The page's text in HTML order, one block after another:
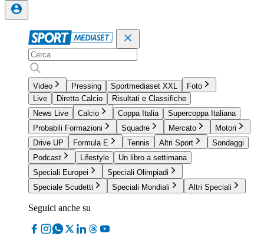
Video Pressing Sportmediaset XXL
Foto
Live
Diretta Calcio
Risultati e Classifiche
News Live
Calcio Coppa Italia
Supercoppa Italiana
Probabili Formazioni
Squadre Mercato
Motori
Drive UP
Formula E Tennis Altri Sport
Sondaggi
Podcast
Lifestyle
Un libro a settimana
Speciali Europei
Speciali Olimpiadi
Speciale Scudetti
Speciali Mondiali Altri Speciali
Seguici anche su